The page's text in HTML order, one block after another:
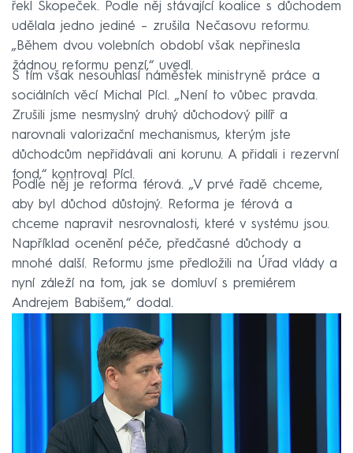
řekl Skopeček. Podle něj stávající koalice s důchodem
udělala jedno jediné – zrušila Nečasovu reformu.
„Během dvou volebních období však nepřinesla
žádnou reformu penzí,“ uvedl.
S tím však nesouhlasí náměstek ministryně práce a
sociálních věcí Michal Pícl. „Není to vůbec pravda.
Zrušili jsme nesmyslný druhý důchodový pilíř a
narovnali valorizační mechanismus, kterým jste
důchodcům nepřidávali ani korunu. A přidali i rezervní
fond,“ kontroval Pícl.
Podle něj je reforma férová. „V prvé řadě chceme,
aby byl důchod důstojný. Reforma je férová a
chceme napravit nesrovnalosti, které v systému jsou.
Například ocenění péče, předčasné důchody a
mnohé další. Reformu jsme předložili na Úřad vlády a
nyní záleží na tom, jak se domluví s premiérem
Andrejem Babišem,“ dodal.